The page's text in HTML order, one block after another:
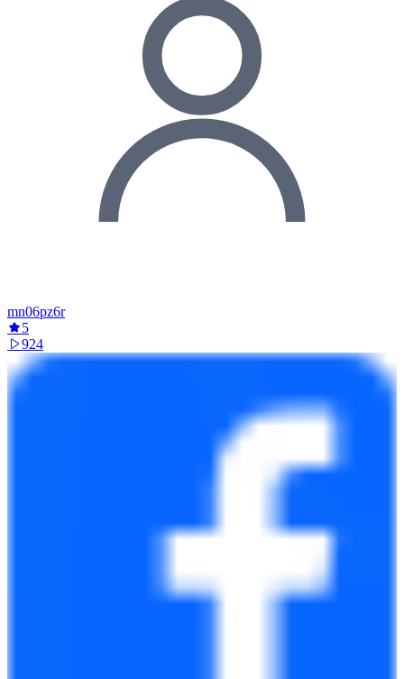
mn06pz6r
5
924